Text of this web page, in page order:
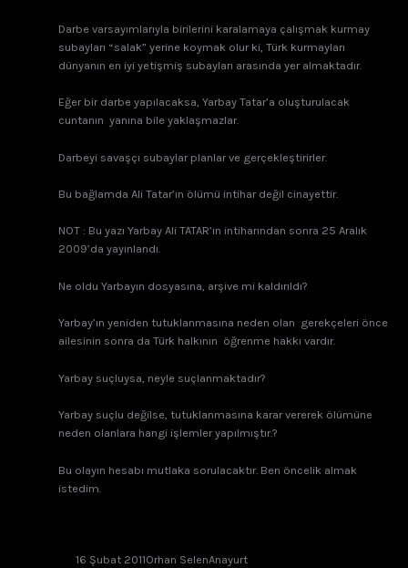
Darbe varsayımlarıyla birilerini karalamaya çalışmak kurmay
subayları “salak” yerine koymak olur ki, Türk kurmayları
dünyanın en iyi yetişmiş subayları arasında yer almaktadır.
Eğer bir darbe yapılacaksa, Yarbay Tatar’a oluşturulacak
cuntanın yanına bile yaklaşmazlar.
Darbeyi savaşçı subaylar planlar ve gerçekleştirirler.
Bu bağlamda Ali Tatar’ın ölümü intihar değil cinayettir.
NOT : Bu yazı Yarbay Ali TATAR’ın intiharından sonra 25 Aralık
2009’da yayınlandı.
Ne oldu Yarbayın dosyasına, arşive mi kaldırıldı?
Yarbay’ın yeniden tutuklanmasına neden olan gerekçeleri önce
ailesinin sonra da Türk halkının öğrenme hakkı vardır.
Yarbay suçluysa, neyle suçlanmaktadır?
Yarbay suçlu değilse, tutuklanmasına karar vererek ölümüne
neden olanlara hangi işlemler yapılmıştır.?
Bu olayın hesabı mutlaka sorulacaktır. Ben öncelik almak
istedim.
16 Şubat 2011Orhan SelenAnayurt